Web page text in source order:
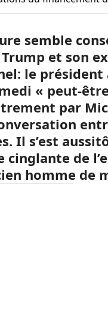
semble
et son
le président
« peut-
par
Il s’est
cinglante de
homme de